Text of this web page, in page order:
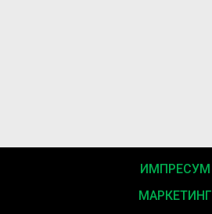
ИМПРЕСУМ
МАРКЕТИНГ